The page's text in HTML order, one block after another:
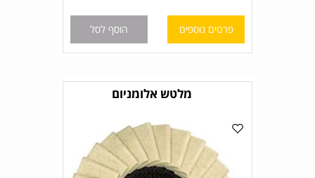
פרטים נוספים הוסף לסל
מלטש אלומניום